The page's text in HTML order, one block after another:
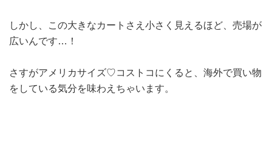
しかし、この大きなカートさえ小さく見えるほど、売場が
広いんです…！
さすがアメリカサイズ♡コストコにくると、海外で買い物
をしている気分を味わえちゃいます。